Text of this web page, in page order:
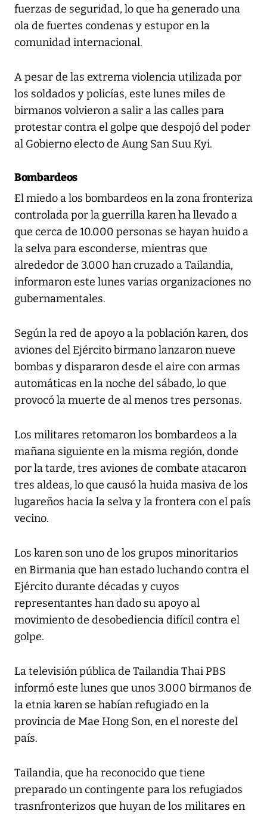
fuerzas de seguridad, lo que ha generado una
ola de fuertes condenas y estupor en la
comunidad internacional.
A pesar de las extrema violencia utilizada por
los soldados y policías, este lunes miles de
birmanos volvieron a salir a las calles para
protestar contra el golpe que despojó del poder
al Gobierno electo de Aung San Suu Kyi.
Bombardeos
El miedo a los bombardeos en la zona fronteriza
controlada por la guerrilla karen ha llevado a
que cerca de 10.000 personas se hayan huido a
la selva para esconderse, mientras que
alrededor de 3.000 han cruzado a Tailandia,
informaron este lunes varias organizaciones no
gubernamentales.
Según la red de apoyo a la población karen, dos
aviones del Ejército birmano lanzaron nueve
bombas y dispararon desde el aire con armas
automáticas en la noche del sábado, lo que
provocó la muerte de al menos tres personas.
Los militares retomaron los bombardeos a la
mañana siguiente en la misma región, donde
por la tarde, tres aviones de combate atacaron
tres aldeas, lo que causó la huida masiva de los
lugareños hacia la selva y la frontera con el país
vecino.
Los karen son uno de los grupos minoritarios
en Birmania que han estado luchando contra el
Ejército durante décadas y cuyos
representantes han dado su apoyo al
movimiento de desobediencia difícil contra el
golpe.
La televisión pública de Tailandia Thai PBS
informó este lunes que unos 3.000 birmanos de
la etnia karen se habían refugiado en la
provincia de Mae Hong Son, en el noreste del
país.
Tailandia, que ha reconocido que tiene
preparado un contingente para los refugiados
trasnfronterizos que huyan de los militares en